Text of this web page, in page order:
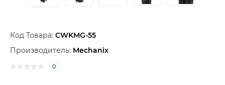
Код Товара: CWKMG-55
Производитель: Mechanix
0